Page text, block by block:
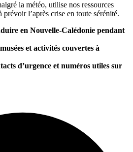
la météo, utilise nos ressources
prévoir l’après crise en toute sérénité.
en Nouvelle-Calédonie pendant
et activités couvertes à
d’urgence et numéros utiles sur